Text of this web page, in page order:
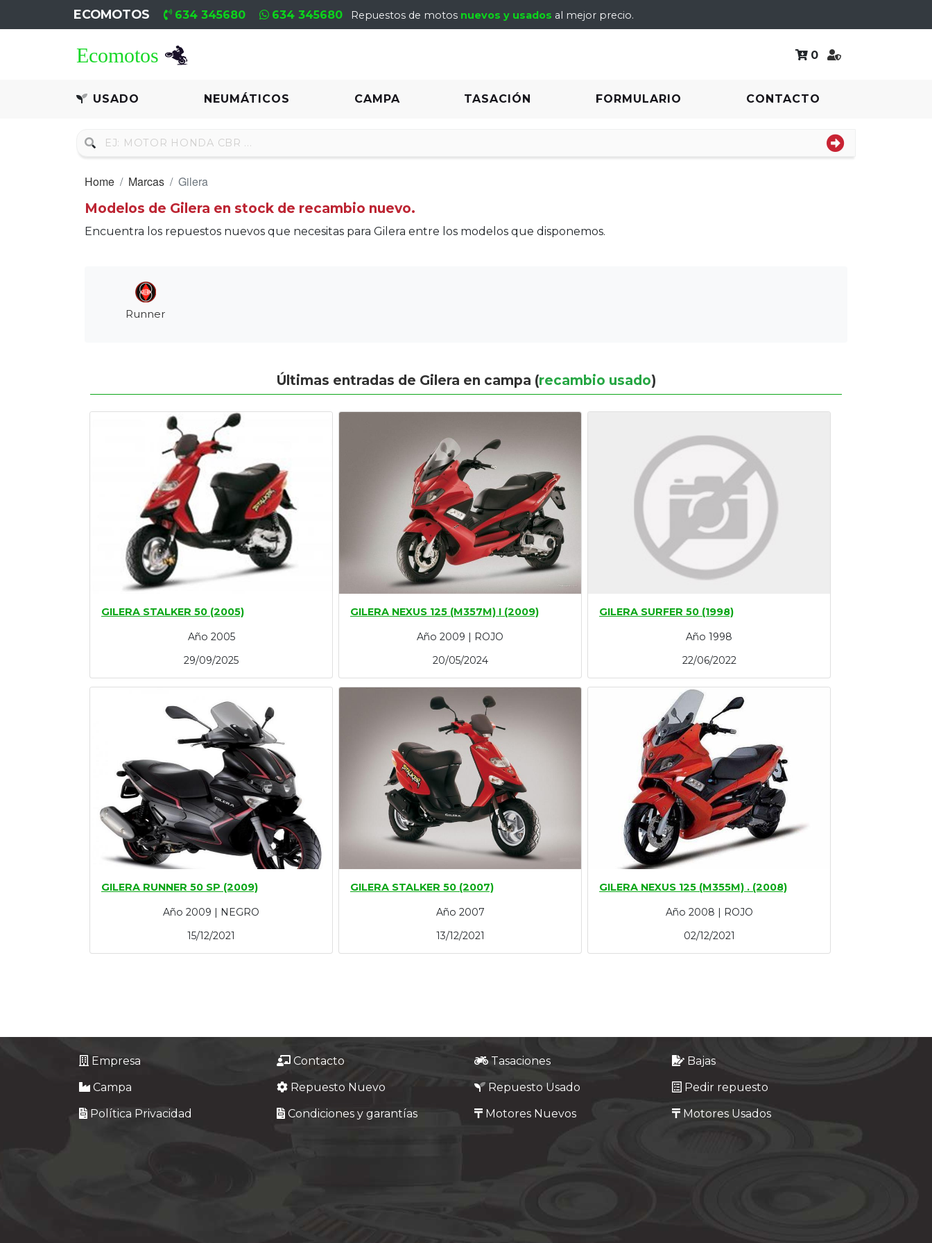
ECOMOTOS 634 345680 634 345680 Repuestos de motos nuevos y usados al mejor precio.
0
USADO NEUMÁTICOS CAMPA TASACIÓN FORMULARIO CONTACTO
Recambio
Neumáticos
Motores
Empresa
Home Marcas
Gilera
Modelos de Gilera en stock de recambio nuevo.
Encuentra los repuestos nuevos que necesitas para Gilera entre los modelos que disponemos.
Runner
Últimas entradas de Gilera en campa (recambio usado)
GILERA STALKER 50 (2005)
Año 2005
29/09/2025
GILERA NEXUS 125 (M357M) I (2009)
Año 2009 | ROJO
20/05/2024
GILERA SURFER 50 (1998)
Año 1998
22/06/2022
GILERA RUNNER 50 SP (2009)
Año 2009 | NEGRO
15/12/2021
GILERA STALKER 50 (2007)
Año 2007
13/12/2021
GILERA NEXUS 125 (M355M) . (2008)
Año 2008 | ROJO
02/12/2021
Empresa Contacto Tasaciones
Bajas
Campa
Repuesto Nuevo Repuesto Usado
Pedir repuesto
Política Privacidad
Condiciones y garantías Motores Nuevos Motores Usados